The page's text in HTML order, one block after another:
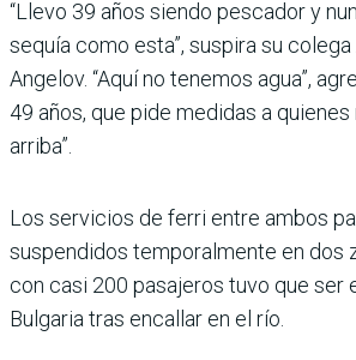
“Llevo 39 años siendo pescador y
sequía como esta”, suspira su
Angelov. “Aquí no tenemos agua”,
49 años, que pide medidas a quienes
arriba”.
Los servicios de ferri entre ambos
suspendidos temporalmente en dos
con casi 200 pasajeros tuvo que ser
Bulgaria tras encallar en el río.